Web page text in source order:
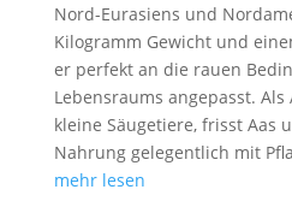
Nord-Eurasiens und
Kilogramm Gewicht und
er perfekt an die rauen
Lebensraums angepasst.
kleine Säugetiere, frisst Aas
Nahrung gelegentlich mit
mehr lesen